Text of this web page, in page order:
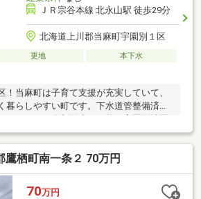
ＪＲ宗谷本線 北永山駅 徒歩29分
北海道上川郡当麻町宇園別１区
更地
本下水
！当麻町は子育て支援が充実していて、
暮らしやすい町です。下水道管整備済み
。ご相談ください！
鷹栖町南一条２ 70万円
70万円